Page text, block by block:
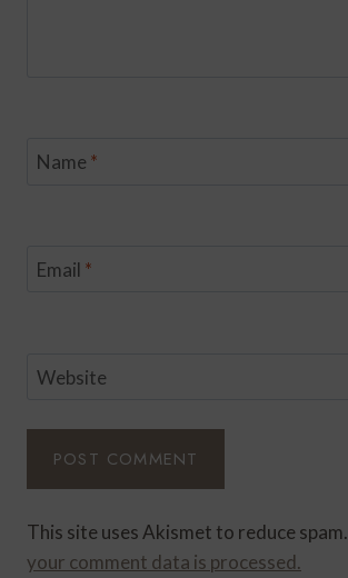
Name *
Email *
Website
This site uses Akismet to reduce spam.
your comment data is processed.